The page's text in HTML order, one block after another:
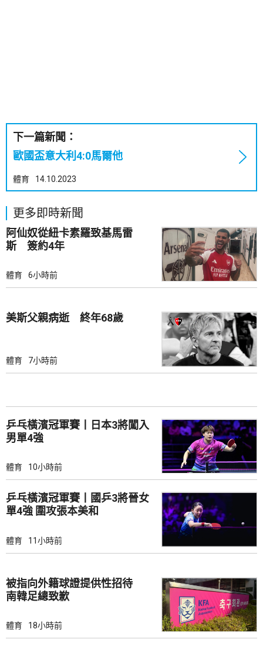
下一篇新聞：
歐國盃意大利4:0馬爾他
體育 14.10.2023
更多即時新聞
阿仙奴從紐卡素羅致基馬雷
斯 簽約4年
體育 6小時前
美斯父親病逝 終年68歲
體育 7小時前
乒乓橫濱冠軍賽丨日本3將闖入
男單4強
體育 10小時前
乒乓橫濱冠軍賽丨國乒3將晉女
單4強 圍攻張本美和
體育 11小時前
被指向外籍球證提供性招待
南韓足總致歉
體育 18小時前